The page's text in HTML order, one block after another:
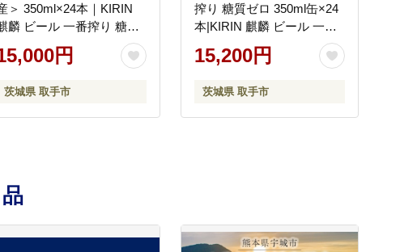
＞ 350ml×24本｜KIRIN
麟 ビール 一番搾り 糖質
ゼロ 最短翌日 スピード発
茨城県 取手市（ZC003-
円
茨城県 取手市
搾り 糖質ゼロ 350ml缶×24
本|KIRIN 麒麟 ビール 一番
搾り 糖質ゼロ 最短翌日 ス
ピード発送 茨城県 取手市
15,200円
茨城県 取手市